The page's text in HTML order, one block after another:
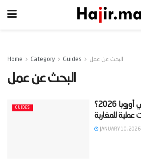
Home Category Guides البحث عن عمل
البحث عن عمل
GUIDES
‫كيف تجد فرص عمل في أوروبا 2026؟
JANUARY 10, 2026